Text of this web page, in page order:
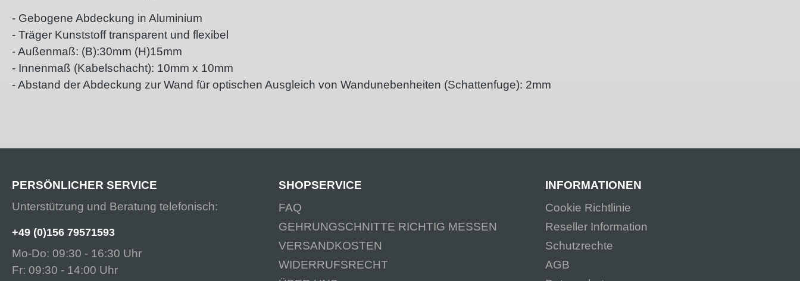
- Gebogene Abdeckung in Aluminium
- Träger Kunststoff transparent und flexibel
- Außenmaß: (B):30mm (H)15mm
- Innenmaß (Kabelschacht): 10mm x 10mm
- Abstand der Abdeckung zur Wand für optischen Ausgleich von Wandunebenheiten (Schattenfuge): 2mm
PERSÖNLICHER SERVICE
Unterstützung und Beratung telefonisch:
+49 (0)156 79571593
Mo-Do: 09:30 - 16:30 Uhr
Fr: 09:30 - 14:00 Uhr
SHOPSERVICE
FAQ
GEHRUNGSCHNITTE RICHTIG MESSEN
VERSANDKOSTEN
WIDERRUFSRECHT
INFORMATIONEN
Cookie Richtlinie
Reseller Information
Schutzrechte
AGB